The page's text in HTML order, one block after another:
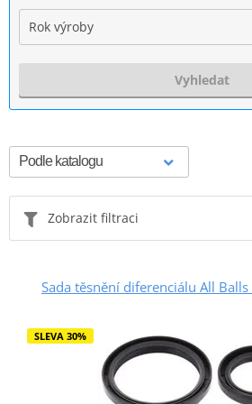
Rok výroby
Vyhledat
Zobrazit filtraci
Sada těsnění diferenciálu All
SLEVA 30%